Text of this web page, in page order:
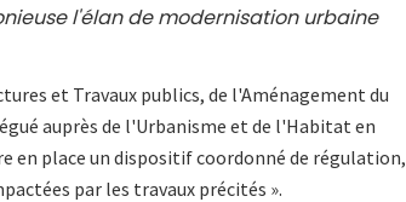
l'élan de modernisation urbaine
et Travaux publics, de l'Aménagement du
auprès de l'Urbanisme et de l'Habitat en
en place un dispositif coordonné de régulation,
par les travaux précités ».